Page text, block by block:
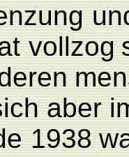
vollzog
aber
1938